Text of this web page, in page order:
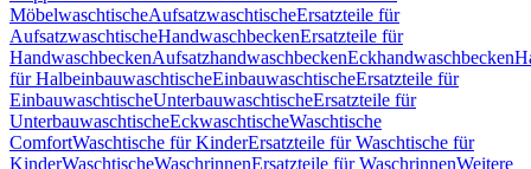
MöbelwaschtischeAufsatzwaschtischeErsatzteile für
AufsatzwaschtischeHandwaschbeckenErsatzteile für
HandwaschbeckenAufsatzhandwaschbeckenEckhandwaschbecken
für HalbeinbauwaschtischeEinbauwaschtischeErsatzteile für
EinbauwaschtischeUnterbauwaschtischeErsatzteile für
UnterbauwaschtischeEckwaschtischeWaschtische
ComfortWaschtische für KinderErsatzteile für Waschtische für
KinderWaschtischeWaschrinnenErsatzteile für WaschrinnenWeitere